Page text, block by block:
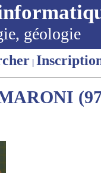
géologie
|